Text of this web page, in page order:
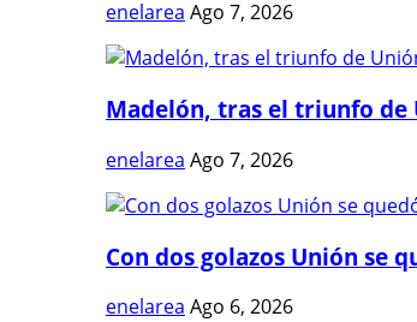
enelarea Ago 7, 2026
Madelón, tras el triunfo de
enelarea Ago 7, 2026
Con dos golazos Unión se
enelarea Ago 6, 2026